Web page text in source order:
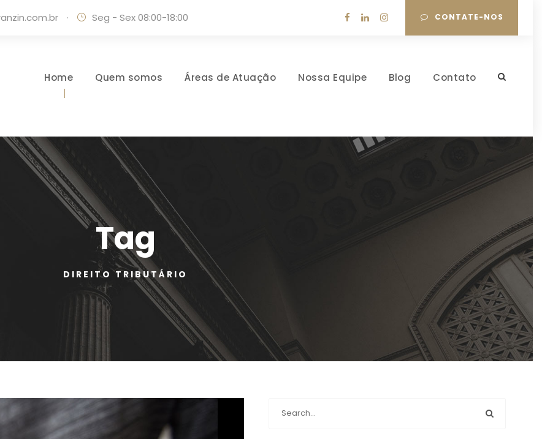
· Seg - Sex 08:00-18:00 CONTATE-NOS
Home Quem somos Áreas de Atuação Nossa Equipe Blog Contato
Tag
DIREITO TRIBUTÁRIO